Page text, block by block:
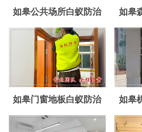
松阳白蚁防治
云和白蚁防治
庆元白蚁防治
景宁白蚁防治
台州白蚁防治
玉环白蚁防治
如皋公共场所白蚁防治 如皋
如皋门窗地板白蚁防治 如皋